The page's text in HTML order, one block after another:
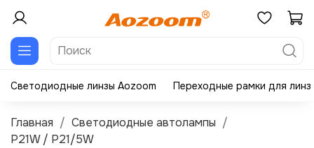
Светодиодные линзы Aozoom Переходные рамки для линз
Главная
Светодиодные автолампы
P21W / P21/5W